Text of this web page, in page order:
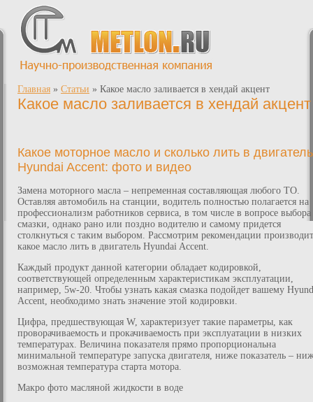
Главная » Статьи » Какое масло заливается в хендай акцент
Какое масло заливается в хендай акцент
Какое моторное масло и сколько лить в двигатель
Hyundai Accent: фото и видео
Замена моторного масла – непременная составляющая любого ТО.
Оставляя автомобиль на станции, водитель полностью полагается на
профессионализм работников сервиса, в том числе в вопросе выбора
смазки, однако рано или поздно водителю и самому придется
столкнуться с таким выбором. Рассмотрим рекомендации
какое масло лить в двигатель Hyundai Accent.
Каждый продукт данной категории обладает кодировкой,
соответствующей определенным характеристикам эксплуатации,
например, 5w-20. Чтобы узнать какая смазка подойдет вашему
Accent, необходимо знать значение этой кодировки.
Цифра, предшествующая W, характеризует такие параметры, как
проворачиваемость и прокачиваемость при эксплуатации в низких
температурах. Величина показателя прямо пропорциональна
минимальной температуре запуска двигателя, ниже показатель –
возможная температура старта мотора.
Макро фото масляной жидкости в воде